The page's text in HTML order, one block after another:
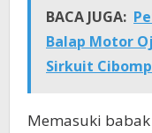
BACA JUGA:
Balap Motor
Sirkuit
Memasuki